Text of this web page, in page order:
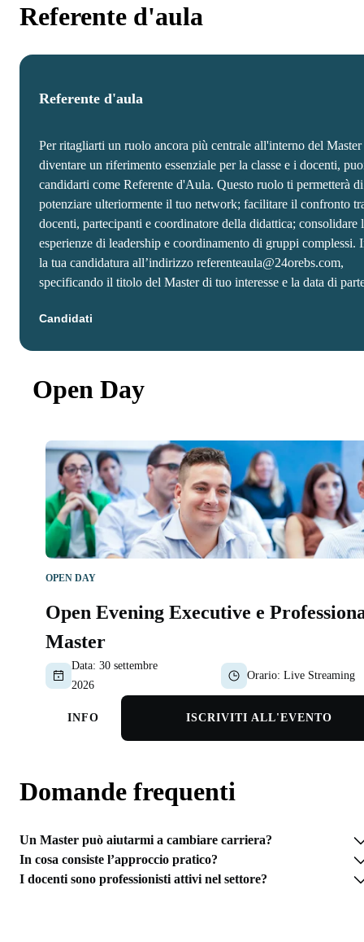
Referente d'aula
Referente d'aula
Per ritagliarti un ruolo ancora più centrale all'interno del Master
diventare un riferimento essenziale per la classe e i docenti,
candidarti come Referente d'Aula. Questo ruolo ti permetterà
potenziare ulteriormente il tuo network; facilitare il confronto
docenti, partecipanti e coordinatore della didattica; consolidare
esperienze di leadership e coordinamento di gruppi complessi.
la tua candidatura all’indirizzo referenteaula@24orebs.com,
specificando il titolo del Master di tuo interesse e la data di
Candidati
Open Day
OPEN DAY
Open Evening Executive e
Master
Data: 30 settembre
2026
Orario: Live Streaming
INFO ISCRIVITI ALL'EVENTO
Domande frequenti
Un Master può aiutarmi a cambiare carriera?
In cosa consiste l’approccio pratico?
I docenti sono professionisti attivi nel settore?